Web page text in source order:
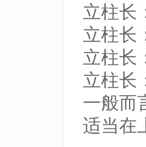
立柱长
立柱长
立柱长
立柱长
一般而
适当在